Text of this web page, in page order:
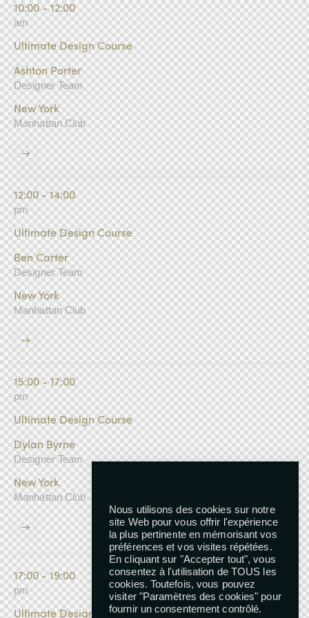
10:00 - 12:00
am
Ultimate Design Course
Ashton Porter
Designer Team
New York
Manhattan Club
12:00 - 14:00
pm
Ultimate Design Course
Ben Carter
Designer Team
New York
Manhattan Club
15:00 - 17:00
pm
Ultimate Design Course
Dylan Byrne
Designer Team
New York
Manhattan Club
17:00 - 19:00
pm
Ultimate Design Course
Nous utilisons des cookies sur notre
site Web pour vous offrir l'expérience
la plus pertinente en mémorisant vos
préférences et vos visites répétées.
En cliquant sur "Accepter tout", vous
consentez à l'utilisation de TOUS les
cookies. Toutefois, vous pouvez
visiter "Paramètres des cookies" pour
fournir un consentement contrôlé.